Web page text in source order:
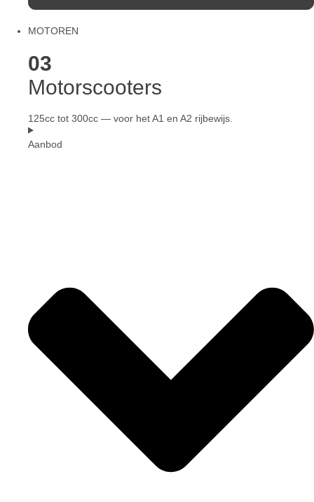
MOTOREN
03
Motorscooters
125cc tot 300cc — voor het A1 en A2 rijbewijs.
Aanbod